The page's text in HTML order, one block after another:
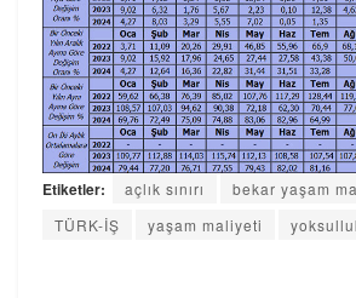
Etiketler: açlık sınırı
bekar yaşam
TÜRK-İŞ
yaşam maliyeti